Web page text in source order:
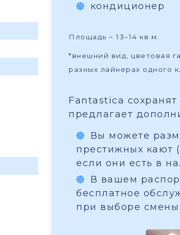
кондиционер
Площадь ~ 13–14 кв.м.
*внешний вид, цветовая
разных лайнерах одного
Fantastica
предлагает
Вы можете
престижных кают
если они есть в
В вашем
бесплатное
при выборе